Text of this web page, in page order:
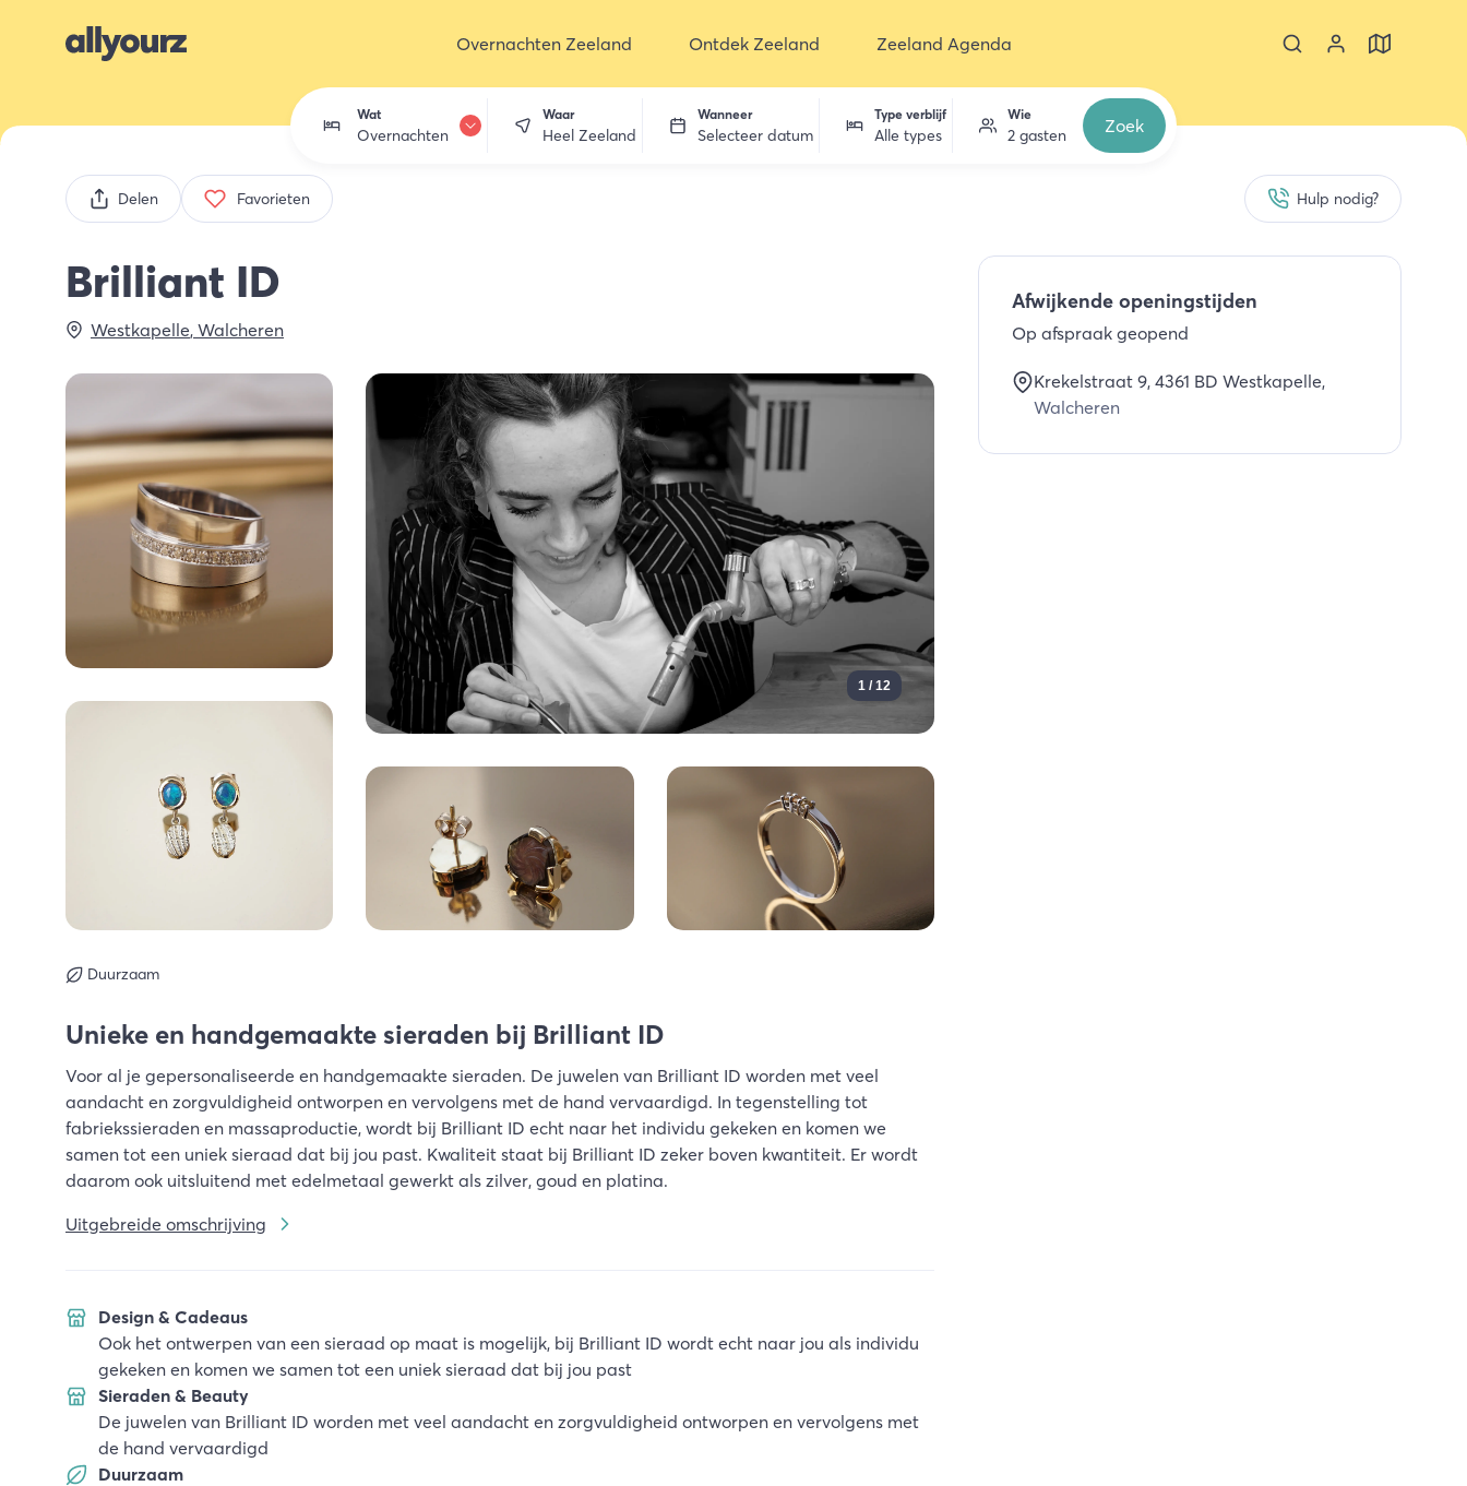
Overnachten Zeeland Ontdek Zeeland Zeeland Agenda
Wat
Overnachten
Zeeland ontdekken
Waar
Heel Zeeland
Wanneer
Selecteer datum
Type verblijf
Alle types
Wie
2 gasten Zoek
Delen Favorieten Hulp nodig?
Brilliant ID
Westkapelle, Walcheren
1 / 12
Duurzaam
Unieke en handgemaakte sieraden bij Brilliant ID
Voor al je gepersonaliseerde en handgemaakte sieraden. De juwelen van Brilliant ID worden met veel
aandacht en zorgvuldigheid ontworpen en vervolgens met de hand vervaardigd. In tegenstelling tot
fabriekssieraden en massaproductie, wordt bij Brilliant ID echt naar het individu gekeken en komen we
samen tot een uniek sieraad dat bij jou past. Kwaliteit staat bij Brilliant ID zeker boven kwantiteit. Er wordt
daarom ook uitsluitend met edelmetaal gewerkt als zilver, goud en platina.
Uitgebreide omschrijving
Design & Cadeaus
Ook het ontwerpen van een sieraad op maat is mogelijk, bij Brilliant ID wordt echt naar jou als individu
gekeken en komen we samen tot een uniek sieraad dat bij jou past
Sieraden & Beauty
De juwelen van Brilliant ID worden met veel aandacht en zorgvuldigheid ontworpen en vervolgens met
de hand vervaardigd
Duurzaam
Afwijkende openingstijden
Op afspraak geopend
Krekelstraat 9, 4361 BD Westkapelle,
Walcheren